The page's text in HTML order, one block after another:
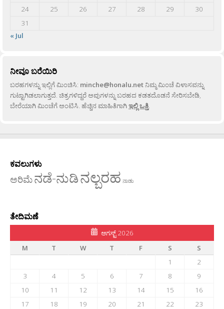
24
25 26 27 28 29
30
31
« Jul
ನೀವೂ ಬರೆಯಿರಿ
ಬರಹಗಳನ್ನು ಇಲ್ಲಿಗೆ ಮಿಂಚಿಸಿ: minche@honalu.netನಿಮ್ಮ ಮಿಂಚೆ ವಿಳಾಸವನ್ನು
ಗುಟ್ಟಾಗಿಡಲಾಗುತ್ತದೆ. ಚಿತ್ರಗಳಿದ್ದರೆ ಅವುಗಳನ್ನು ಬರಹದ ಕಡತದೊಡನೆ ಸೇರಿಸಬೇಡಿ,
ಬೇರೆಯಾಗಿ ಮಿಂಚೆಗೆ ಅಂಟಿಸಿ. ಹೆಚ್ಚಿನ ಮಾಹಿತಿಗಾಗಿಇಲ್ಲಿ ಒತ್ತಿ.
ಕವಲುಗಳು
ಅರಿಮೆನಡೆ-ನುಡಿನಲ್ಬರಹ ನಾಡು
ತೇದಿಮಣೆ
ಆಗಸ್ಟ್ 2026
M
T W T F S
S
1
2
3
4 5 6 7 8
9
10
11 12 13 14 15
16
17
18 19 20 21 22
23